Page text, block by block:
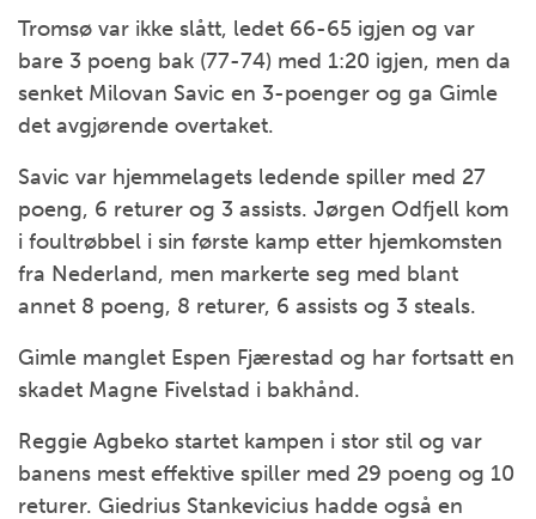
Tromsø var ikke slått, ledet 66-65 igjen og var
bare 3 poeng bak (77-74) med 1:20 igjen, men da
senket Milovan Savic en 3-poenger og ga Gimle
det avgjørende overtaket.
Savic var hjemmelagets ledende spiller med 27
poeng, 6 returer og 3 assists. Jørgen Odfjell kom
i foultrøbbel i sin første kamp etter hjemkomsten
fra Nederland, men markerte seg med blant
annet 8 poeng, 8 returer, 6 assists og 3 steals.
Gimle manglet Espen Fjærestad og har fortsatt en
skadet Magne Fivelstad i bakhånd.
Reggie Agbeko startet kampen i stor stil og var
banens mest effektive spiller med 29 poeng og 10
returer. Giedrius Stankevicius hadde også en